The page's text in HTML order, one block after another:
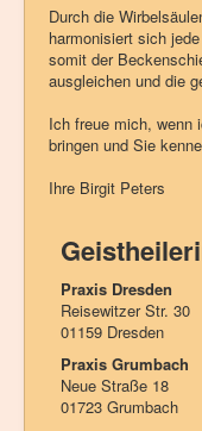
Durch die
harmonisiert sich
somit der
ausgleichen und die
Ich freue mich, wenn
bringen und Sie
Ihre Birgit Peters
Praxis Dresden
Reisewitzer Str. 30
01159 Dresden
Praxis Grumbach
Neue Straße 18
01723 Grumbach